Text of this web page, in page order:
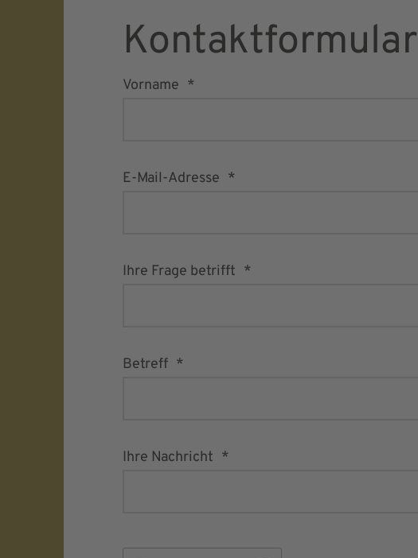
Kontaktformular
Vorname
E-Mail-Adresse
Ihre Frage betrifft
Betreff
Ihre Nachricht